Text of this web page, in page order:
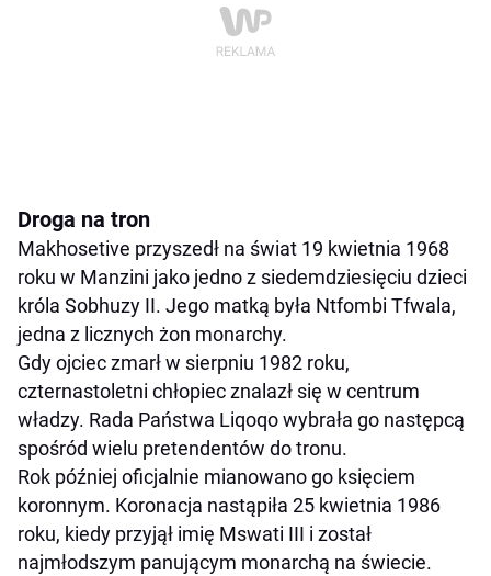
Droga na tron
Makhosetive przyszedł na świat 19 kwietnia 1968
roku w Manzini jako jedno z siedemdziesięciu dzieci
króla Sobhuzy II. Jego matką była Ntfombi Tfwala,
jedna z licznych żon monarchy.
Gdy ojciec zmarł w sierpniu 1982 roku,
czternastoletni chłopiec znalazł się w centrum
władzy. Rada Państwa Liqoqo wybrała go następcą
spośród wielu pretendentów do tronu.
Rok później oficjalnie mianowano go księciem
koronnym. Koronacja nastąpiła 25 kwietnia 1986
roku, kiedy przyjął imię Mswati III i został
najmłodszym panującym monarchą na świecie.